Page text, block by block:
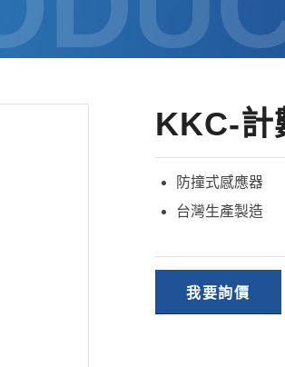
KKC-計
防撞式感應器
台灣生產製造
我要詢價